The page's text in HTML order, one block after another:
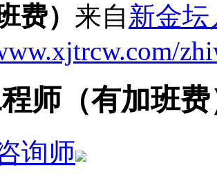
费） 来自新金
师（有加班
询师